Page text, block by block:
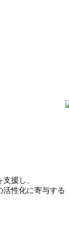
援し、
活性化に寄与する